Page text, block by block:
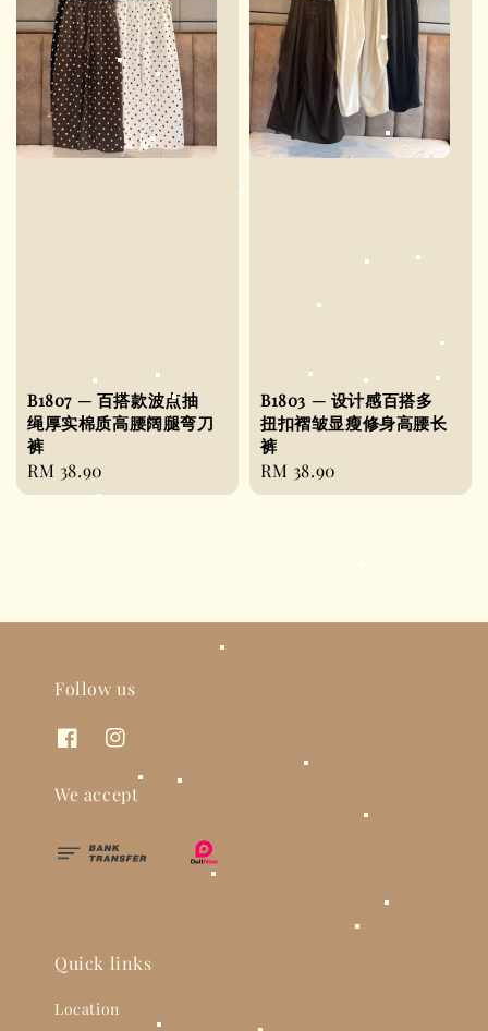
B1807 — 百搭款波点抽
绳厚实棉质高腰阔腿弯刀
裤
Regular
price
RM 38.90
B1803 — 设计感百搭多
扭扣褶皱显瘦修身高腰长
裤
Regular
price
RM 38.90
Follow us
We accept
Quick links
Location